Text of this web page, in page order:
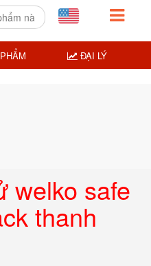
welko safe
thanh
ĐẠI LÝ